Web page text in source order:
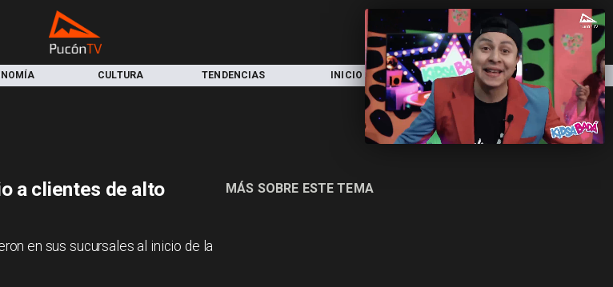
CULTURA TENDENCIAS INICIO LOCAL NACIONAL
MÁS SOBRE ESTE TEMA
a clientes de alto
en sus sucursales al inicio de la